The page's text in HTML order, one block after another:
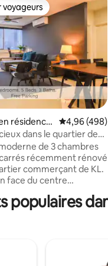
de 190 commentaires :
résidence
Évaluation
4,96 (498)
dans le quartier de
KLCC
de 3 chambres
récemment rénové
commerçant de KL.
face du centre
familles à petit budget.
: 1 lit King Size,
: 1 lit
populaires